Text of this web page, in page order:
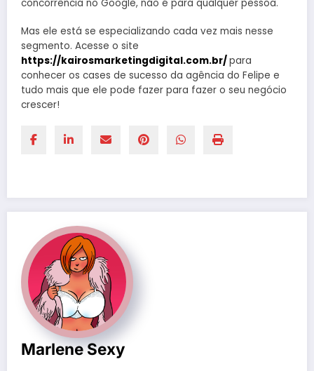
concorrência no Google, não é para qualquer pessoa.
Mas ele está se especializando cada vez mais nesse
segmento. Acesse o site
https://kairosmarketingdigital.com.br/para
conhecer os cases de sucesso da agência do Felipe e
tudo mais que ele pode fazer para fazer o seu negócio
crescer!
Marlene Sexy